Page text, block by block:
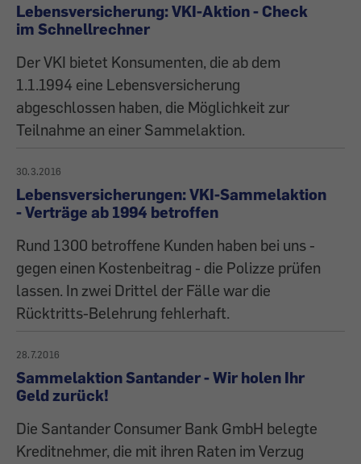
Lebensversicherung: VKI-Aktion - Check
im Schnellrechner
Der VKI bietet Konsumenten, die ab dem
1.1.1994 eine Lebensversicherung
abgeschlossen haben, die Möglichkeit zur
Teilnahme an einer Sammelaktion.
30.3.2016
Lebensversicherungen: VKI-Sammelaktion
- Verträge ab 1994 betroffen
Rund 1300 betroffene Kunden haben bei uns -
gegen einen Kostenbeitrag - die Polizze prüfen
lassen. In zwei Drittel der Fälle war die
Rücktritts-Belehrung fehlerhaft.
28.7.2016
Sammelaktion Santander - Wir holen Ihr
Geld zurück!
Die Santander Consumer Bank GmbH belegte
Kreditnehmer, die mit ihren Raten im Verzug